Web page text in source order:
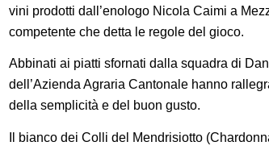
vini prodotti dall’enologo Nicola Caimi a
competente che detta le regole del gioco.
Abbinati ai piatti sfornati dalla squadra di
dell’Azienda Agraria Cantonale hanno
della semplicità e del buon gusto.
Il bianco dei Colli del Mendrisiotto